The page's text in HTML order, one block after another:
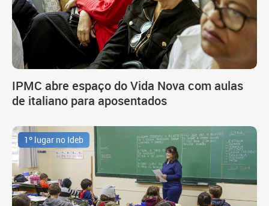
IPMC abre espaço do Vida Nova com aulas
de italiano para aposentados
1º lugar no Ideb